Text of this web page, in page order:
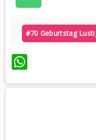
#70 Geburtstag
WhatsApp